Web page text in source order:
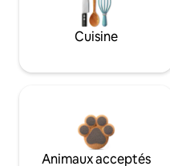
Cuisine
Animaux acceptés